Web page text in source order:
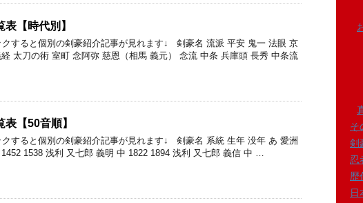
表【時代別】
クすると個別の剣豪紹介記事が見れます↓ 剣豪名 流派 平安 鬼一 法眼 京
太刀の術 室町 念阿弥 慈恩（相馬 義元） 念流 中条 兵庫頭 長秀 中条流
表【50音順】
クすると個別の剣豪紹介記事が見れます↓ 剣豪名 系統 生年 没年 あ 愛洲
1538 浅利 又七郎 義明 中 1822 1894 浅利 又七郎 義信 中 …
そ
剣
忍
歴
日